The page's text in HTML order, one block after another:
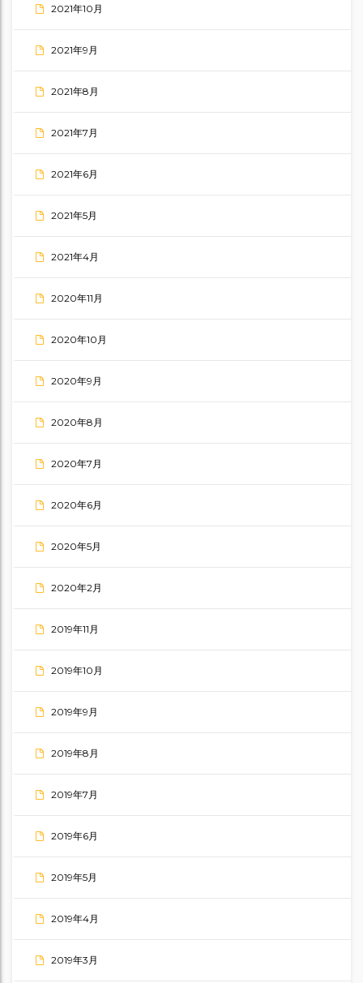
2021年10月
2021年9月
2021年8月
2021年7月
2021年6月
2021年5月
2021年4月
2020年11月
2020年10月
2020年9月
2020年8月
2020年7月
2020年6月
2020年5月
2020年2月
2019年11月
2019年10月
2019年9月
2019年8月
2019年7月
2019年6月
2019年5月
2019年4月
2019年3月